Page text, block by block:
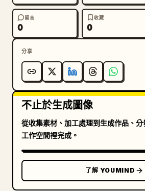
留言
0
收藏
0
分享
不止於生成圖像
從收集素材、加工處理到生成作品、
工作空間裡完成。
了解 YOUMIND